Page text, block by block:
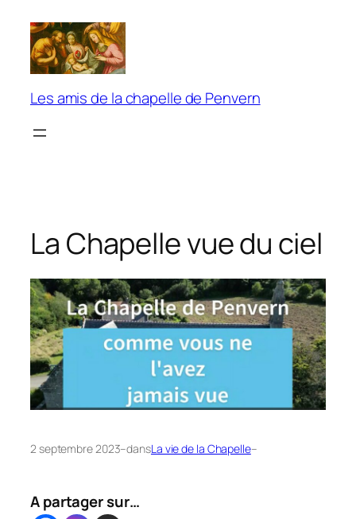
contenu
Les amis de la chapelle de Penvern
La Chapelle vue du ciel
2 septembre 2023–dansLa vie de la Chapelle–
A partager sur…